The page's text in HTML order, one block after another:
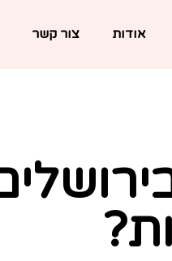
אודות צור קשר